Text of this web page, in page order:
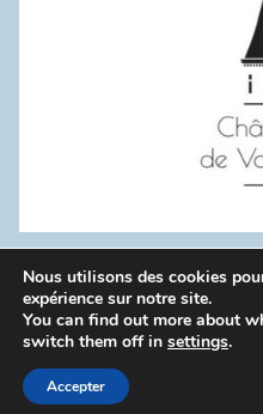
WordPress Theme:
Politique de
Nous utilisons des cookies
expérience sur notre site.
You can find out more about
switch them off in settings.
Accepter